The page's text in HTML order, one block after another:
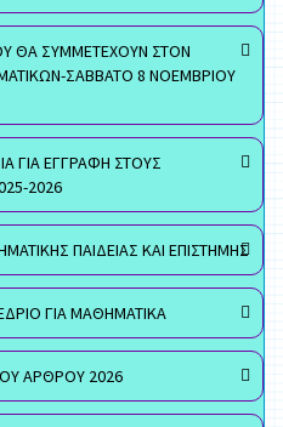
ΘΑ ΣΥΜΜΕΤΕΧΟΥΝ ΣΤΟΝ
ΣΑΒΒΑΤΟ 8 ΝΟΕΜΒΡΙΟΥ
ΓΙΑ ΕΓΓΡΑΦΗ ΣΤΟΥΣ
2026
ΠΑΙΔΕΙΑΣ ΚΑΙ ΕΠΙΣΤΗΜΗΣ
ΓΙΑ ΜΑΘΗΜΑΤΙΚΑ
ΑΡΘΡΟΥ 2026